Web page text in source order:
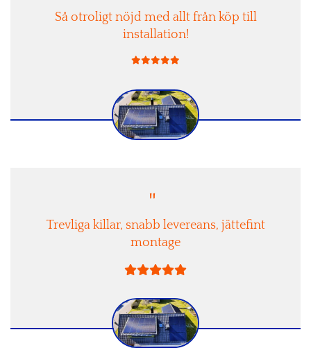
Så otroligt nöjd med allt från köp till
installation!

"
Trevliga killar, snabb levereans, jättefint
montage
